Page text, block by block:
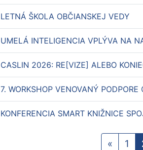
LETNÁ ŠKOLA OBČIANSKEJ VEDY
UMELÁ INTELIGENCIA VPLÝVA NA
CASLIN 2026: RE[VIZE] ALEBO
7. WORKSHOP VENOVANÝ
KONFERENCIA SMART KNIŽNICE
« 1